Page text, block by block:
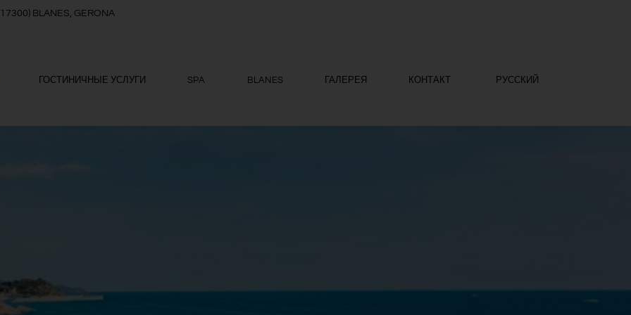
BLANES, GERONA
ГОСТИНИЧНЫЕ УСЛУГИ SPA BLANES ГАЛЕРЕЯ КОНТАКТ РУССКИЙ